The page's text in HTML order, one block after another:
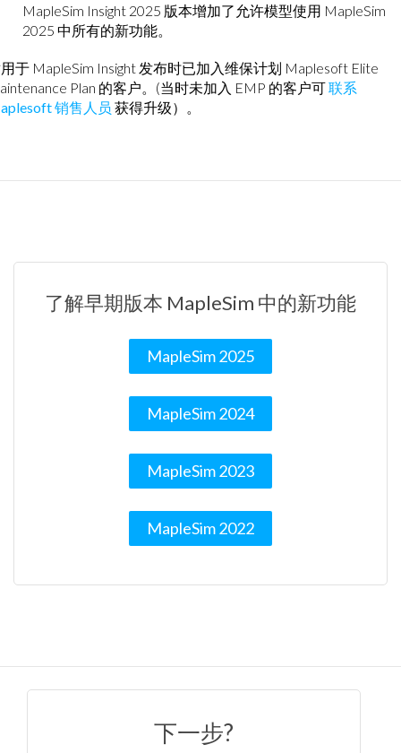
MapleSim Insight 2025 版本增加了允许模型使用 MapleSim
2025 中所有的新功能。
于 MapleSim Insight 发布时已加入维保计划 Maplesoft Elite
Plan 的客户。(当时未加入 EMP 的客户可联系
销售人员 获得升级）。
了解早期版本 MapleSim 中的新功能
MapleSim 2025
MapleSim 2024
MapleSim 2023
MapleSim 2022
下一步?